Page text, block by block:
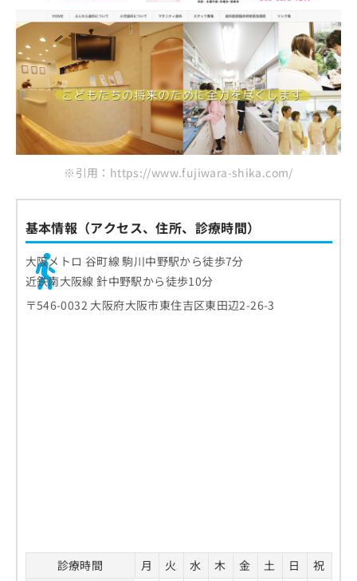
※引用：https://www.fujiwara-shika.com/
基本情報（アクセス、住所、診療時間）
大阪メトロ 谷町線 駒川中野駅から徒歩7分
近鉄南大阪線 針中野駅から徒歩10分
〒546-0032 大阪府大阪市東住吉区東田辺2-26-3
診療時間 月 火 水 木 金 土 日
祝